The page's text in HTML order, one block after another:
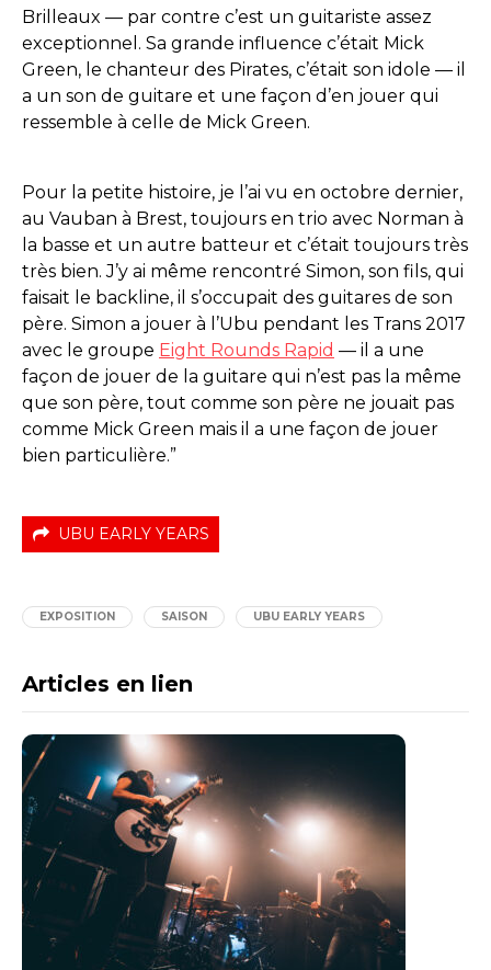
Brilleaux — par contre c’est un guitariste assez
exceptionnel. Sa grande influence c’était Mick
Green, le chanteur des Pirates, c’était son idole — il
a un son de guitare et une façon d’en jouer qui
ressemble à celle de Mick Green.
Pour la petite histoire, je l’ai vu en octobre dernier,
au Vauban à Brest, toujours en trio avec Norman à
la basse et un autre batteur et c’était toujours très
très bien. J’y ai même rencontré Simon, son fils, qui
faisait le backline, il s’occupait des guitares de son
père. Simon a jouer à l’Ubu pendant les Trans 2017
avec le groupe Eight Rounds Rapid — il a une
façon de jouer de la guitare qui n’est pas la même
que son père, tout comme son père ne jouait pas
comme Mick Green mais il a une façon de jouer
bien particulière.”
UBU EARLY YEARS
EXPOSITION SAISON UBU EARLY YEARS
Articles en lien